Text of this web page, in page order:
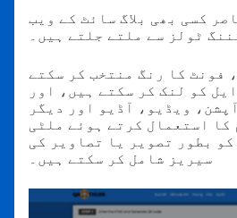
کسی بھی بلاگ سائٹ کے ویب
ٹولز سے ملتے جلتے ہیں۔
فونٹ کا رنگ منتخب کر سکتے
کو لنک کر سکتے ہیں، اور
ویڈیو، آڈیو اور دیگر
کا استعمال کرتے ہوئے ملٹی
بطور تصویر یا تصاویر کی
سیریز شامل کر سکتے ہیں۔